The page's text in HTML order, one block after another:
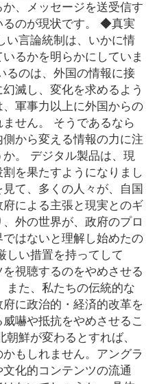
、メッセージを送受信す
るのが現状です。 ◆真実
い言論統制は、いかに情
るかを明らかにしていま
るのは、外国の情報に接
滅し、変化を求めるよう
軍事力以上に外国からの
せん。 そうであるなら
から変える情報の力に注
。 デジタル製品は、現
を果たすようになりまし
て、多くの人々が、自国
による主張と現実とのギ
外の世界が、政府のプロ
はないと理解し始めたの
しい措置を持ってして
視聴するのをやめさせる
また、私たちの伝統的な
に政治的・経済的改革を
嚇や抵抗をやめさせるこ
鮮が変わるとすれば、
もしれません。アングラ
化的コンテンツの流通